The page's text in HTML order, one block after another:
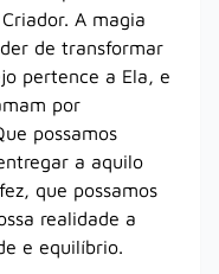
A magia
de transformar
pertence a Ela, e
por
possamos
a aquilo
que possamos
realidade a
e equilíbrio.